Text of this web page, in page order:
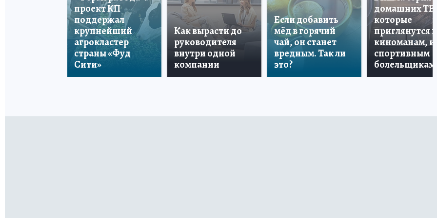
проект КП
поддержал
крупнейший
агрокластер
страны «Фуд
Сити»
Как вырасти до
руководителя
внутри одной
компании
Если добавить
мёд в горячий
чай, он станет
вредным. Так ли
это?
домашних ТВ,
которые
приглянутся и
киноманам, и
спортивным
болельщикам